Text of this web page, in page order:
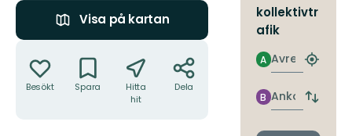
Visa på kartan
Besökt Spara
Hitta
hit
Dela
kollektivtr
afik
Avresa
A
Hitta
Ankomst
B
Byt
och